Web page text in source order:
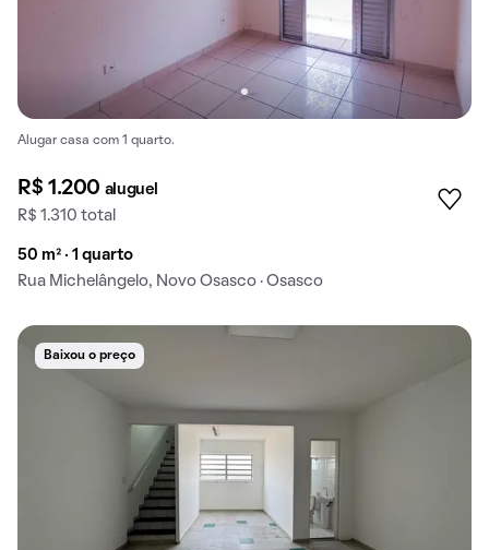
Alugar casa com 1 quarto.
R$ 1.200 aluguel
R$ 1.310 total
50 m² · 1 quarto
Rua Michelângelo, Novo Osasco · Osasco
Baixou o preço